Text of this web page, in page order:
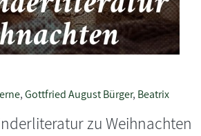
,Gottfried August Bürger, Beatrix
zu Weihnachten